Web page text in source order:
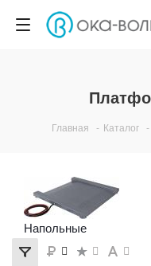
Главная - Каталог -
Напольные